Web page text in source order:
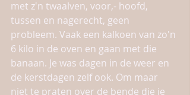
met z'n twaalven, voor,- hoofd,
tussen en nagerecht, geen
probleem. Vaak een kalkoen van zo'n
6 kilo in de oven en gaan met die
banaan. Je was dagen in de weer en
de kerstdagen zelf ook. Om maar
niet te praten over de bende die je